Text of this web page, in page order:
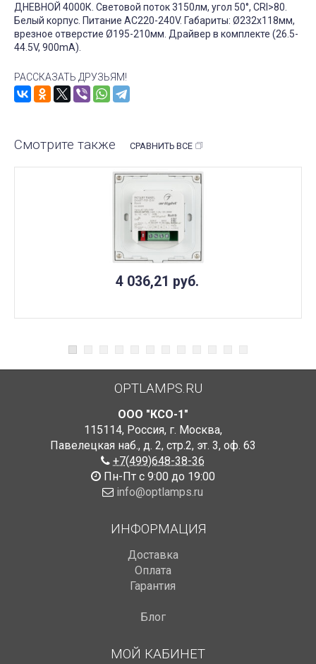
ДНЕВНОЙ 4000К. Световой поток 3150лм, угол 50°, CRI>80.
Белый корпус. Питание AC220-240V. Габариты: Ø232х118мм,
врезное отверстие Ø195-210мм. Драйвер в комплекте (26.5-
44.5V, 900mA).
РАССКАЗАТЬ ДРУЗЬЯМ!
Смотрите также СРАВНИТЬ ВСЕ
4 036,21 руб.
OPTLAMPS.RU
ООО "КСО-1"
115114, Россия, г. Москва,
Павелецкая наб., д. 2, стр.2, эт. 3, оф. 63
+7(499)648-38-36
Пн-Пт с 9:00 до 19:00
info@optlamps.ru
ИНФОРМАЦИЯ
Доставка
Оплата
Гарантия
Блог
МОЙ КАБИНЕТ